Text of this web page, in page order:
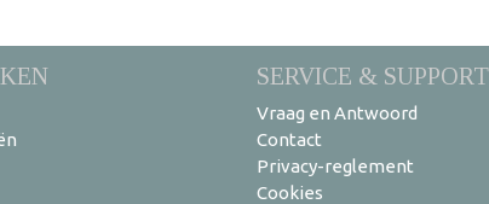
SERVICE & SUPPORT
Vraag en Antwoord
Contact
Privacy-reglement
Cookies